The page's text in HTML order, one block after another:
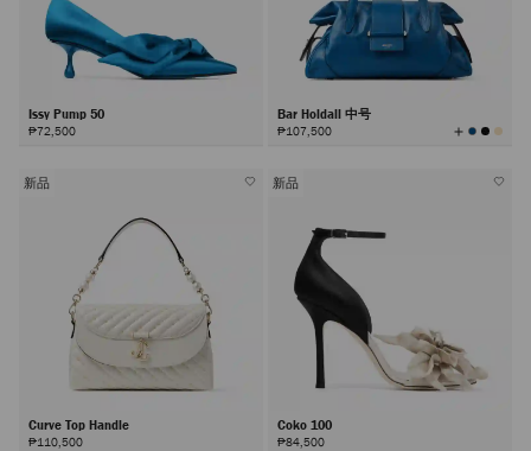
Issy Pump 50
₱72,500
Bar Holdall 中号
₱107,500 查
看
新品
Curve Top Handle
₱110,500
新品
Coko 100
₱84,500